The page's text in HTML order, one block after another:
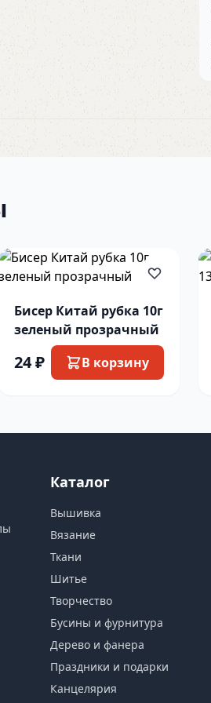
Бисер Китай рубка 10г
зеленый прозрачный
24 ₽ В корзину
Каталог
Вышивка
Вязание
Ткани
Шитье
Творчество
Бусины и фурнитура
Дерево и фанера
Праздники и подарки
Канцелярия